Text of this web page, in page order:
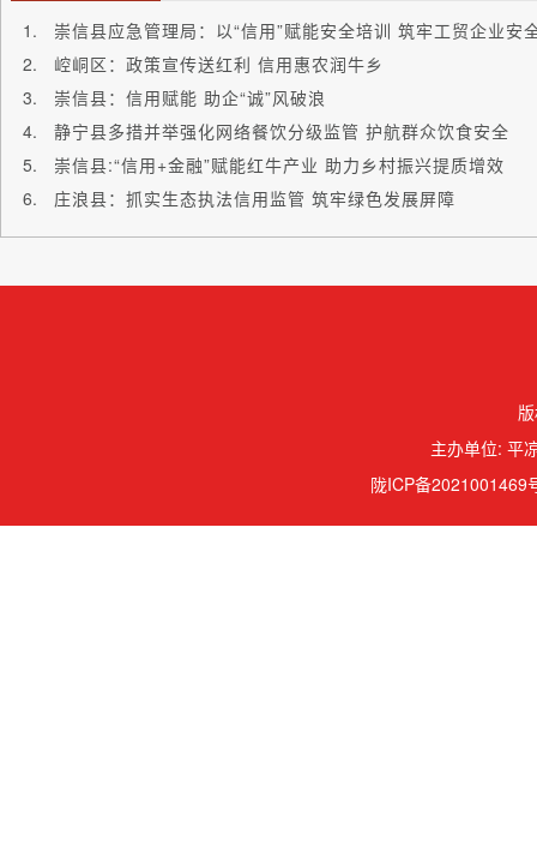
崇信县应急管理局：以“信用”赋能安全培训 筑牢工贸企业安
崆峒区：政策宣传送红利 信用惠农润牛乡
崇信县：信用赋能 助企“诚”风破浪
静宁县多措并举强化网络餐饮分级监管 护航群众饮食安全
崇信县:“信用+金融”赋能红牛产业 助力乡村振兴提质增效
庄浪县：抓实生态执法信用监管 筑牢绿色发展屏障
主办单位: 平
陇ICP备2021001469